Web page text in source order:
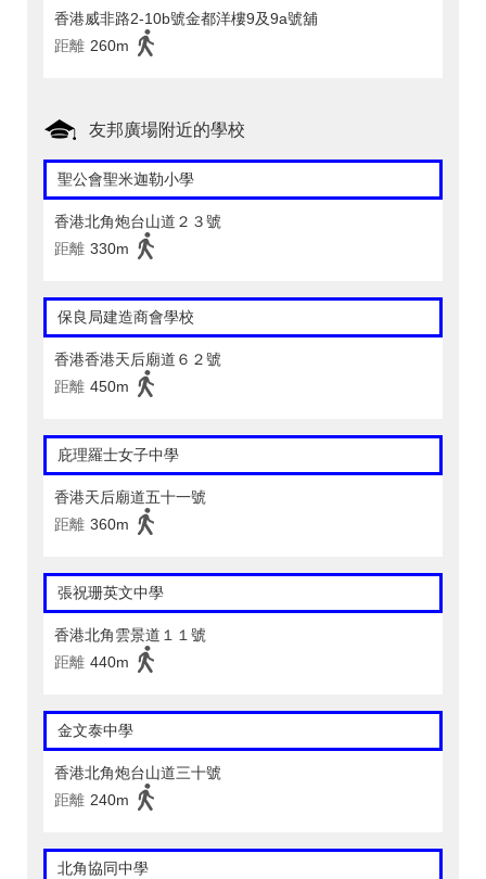
香港威非路2-10b號金都洋樓9及9a號舖
距離 260m
友邦廣場附近的學校
聖公會聖米迦勒小學
香港北角炮台山道２３號
距離 330m
保良局建造商會學校
香港香港天后廟道６２號
距離 450m
庇理羅士女子中學
香港天后廟道五十一號
距離 360m
張祝珊英文中學
香港北角雲景道１１號
距離 440m
金文泰中學
香港北角炮台山道三十號
距離 240m
北角協同中學